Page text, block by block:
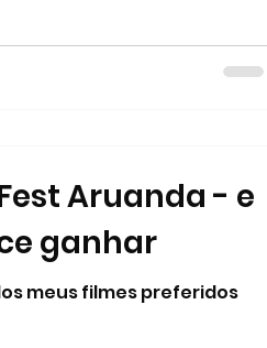
Hamnet (estreia dia 15/1 nos
Aruanda - e
ganhar
meus filmes preferidos